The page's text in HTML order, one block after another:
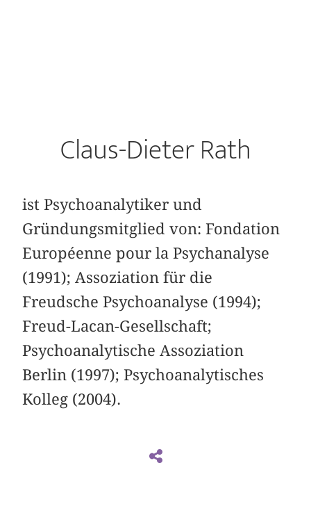
Claus-Dieter Rath
ist Psychoanalytiker und
Gründungsmitglied von: Fondation
Européenne pour la Psychanalyse
(1991); Assoziation für die
Freudsche Psychoanalyse (1994);
Freud-Lacan-Gesellschaft;
Psychoanalytische Assoziation
Berlin (1997); Psychoanalytisches
Kolleg (2004).